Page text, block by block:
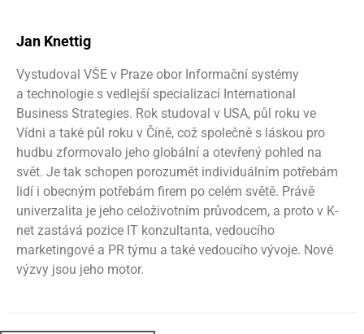
Jan Knettig
Vystudoval VŠE v Praze obor Informační systémy
a technologie s vedlejší specializací International
Business Strategies. Rok studoval v USA, půl roku ve
Vídni a také půl roku v Číně, což společně s láskou pro
hudbu zformovalo jeho globální a otevřený pohled na
svět. Je tak schopen porozumět individuálním potřebám
lidí i obecným potřebám firem po celém světě. Právě
univerzalita je jeho celoživotním průvodcem, a proto v K-
net zastává pozice IT konzultanta, vedoucího
marketingové a PR týmu a také vedoucího vývoje. Nové
výzvy jsou jeho motor.